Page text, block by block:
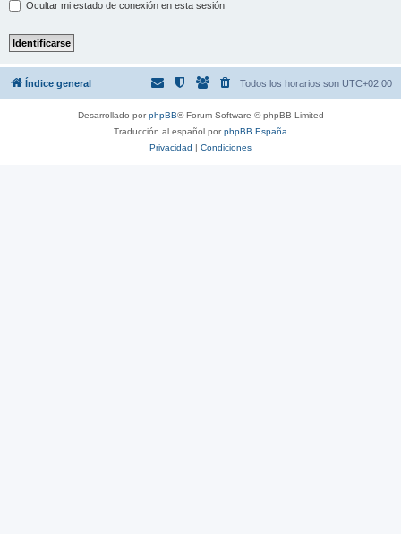
Ocultar mi estado de conexión en esta sesión
Índice general Todos los horarios son UTC+02:00
Desarrollado porphpBB® Forum Software © phpBB Limited
Traducción al español porphpBB España
Privacidad | Condiciones